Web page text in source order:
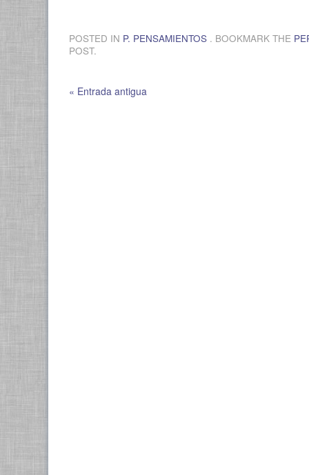
POSTED IN P. PENSAMIENTOS . BOOKMARK THE
POST.
« Entrada antigua